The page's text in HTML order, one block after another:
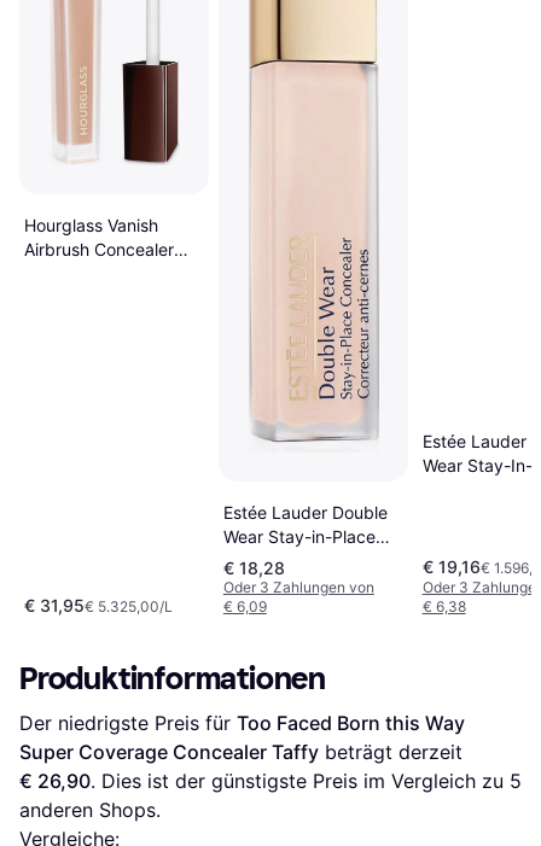
Hourglass Vanish
Airbrush Concealer
€ 31,95€ 5.325,00/L
Estée Lauder Double
Wear Stay-in-Place
Concealer Langzeit-
Korrektor Farbton -
Hellbraun
€ 18,28
Oder 3 Zahlungen von
€ 6,09
Estée Lauder
Wear Stay-In-
€ 19,16€
Oder 3
€ 6,38
Produktinformationen
Der niedrigste Preis für Too Faced Born this Way
Super Coverage Concealer Taffy
€ 26,90. Dies ist der günstigste Preis im Vergleich zu 5
anderen Shops.
Vergleiche: